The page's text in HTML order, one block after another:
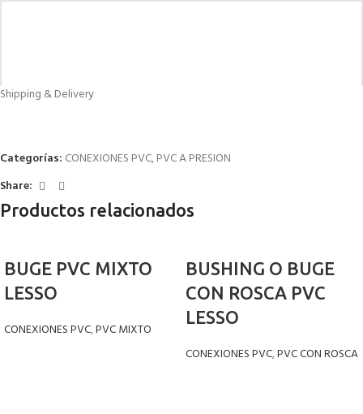
Nombre*
Guarda mi nombre, correo electrónico y web en este navegador para la
Shipping & Delivery
Categorías: CONEXIONES PVC,PVC A PRESION
Share:
Productos relacionados
BUGE PVC MIXTO
LESSO
CONEXIONES PVC,PVC MIXTO
BUSHING O BUGE
CON ROSCA PVC
LESSO
CONEXIONES PVC,PVC CON ROSCA